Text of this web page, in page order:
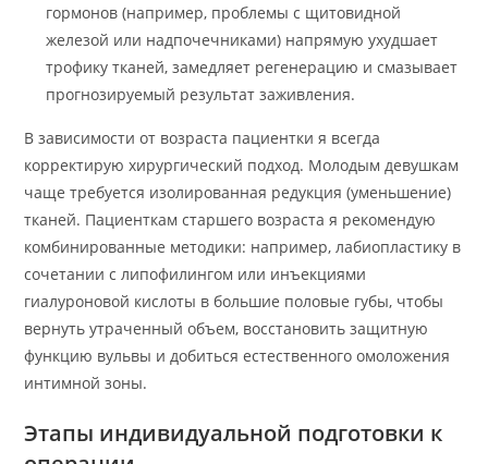
гормонов (например, проблемы с щитовидной
железой или надпочечниками) напрямую ухудшает
трофику тканей, замедляет регенерацию и смазывает
прогнозируемый результат заживления.
В зависимости от возраста пациентки я всегда
корректирую хирургический подход. Молодым девушкам
чаще требуется изолированная редукция (уменьшение)
тканей. Пациенткам старшего возраста я рекомендую
комбинированные методики: например, лабиопластику в
сочетании с липофилингом или инъекциями
гиалуроновой кислоты в большие половые губы, чтобы
вернуть утраченный объем, восстановить защитную
функцию вульвы и добиться естественного омоложения
интимной зоны.
Этапы индивидуальной подготовки к